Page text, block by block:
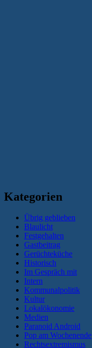
Kategorien
Übrig geblieben
Blaulicht
Festgehalten
Gastbeitrag
Gerüchteküche
Historisch
Im Gespräch mit
Intern
Kommunalpolitik
Kultur
Lokalökonomie
Medien
Paranoid Android
Pop am Wochenende
Rechtsextremismus